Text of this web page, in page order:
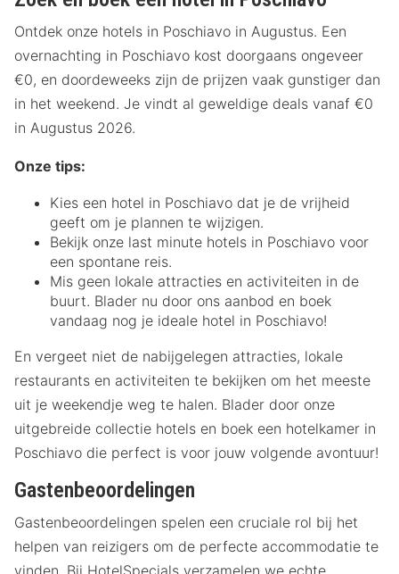
Ontdek onze hotels in Poschiavo in Augustus. Een
overnachting in Poschiavo kost doorgaans ongeveer
€0, en doordeweeks zijn de prijzen vaak gunstiger dan
in het weekend. Je vindt al geweldige deals vanaf €0
in Augustus 2026.
Onze tips:
Kies een hotel in Poschiavo dat je de vrijheid
geeft om je plannen te wijzigen.
Bekijk onze last minute hotels in Poschiavo voor
een spontane reis.
Mis geen lokale attracties en activiteiten in de
buurt. Blader nu door ons aanbod en boek
vandaag nog je ideale hotel in Poschiavo!
En vergeet niet de nabijgelegen attracties, lokale
restaurants en activiteiten te bekijken om het meeste
uit je weekendje weg te halen. Blader door onze
uitgebreide collectie hotels en boek een hotelkamer in
Poschiavo die perfect is voor jouw volgende avontuur!
Gastenbeoordelingen
Gastenbeoordelingen spelen een cruciale rol bij het
helpen van reizigers om de perfecte accommodatie te